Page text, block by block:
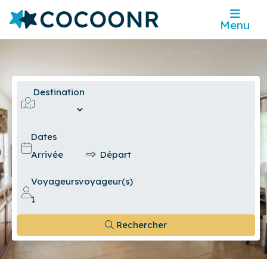
Menu
Destination
Dates
Voyageursvoyageur(s)
Rechercher